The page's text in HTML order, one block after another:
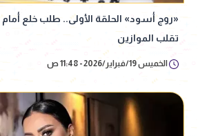
«روج أسود» الحلقة الأولى.. طلب خلع
تقلب الموازين
الخميس 19/فبراير/2026 - 11:48 ص